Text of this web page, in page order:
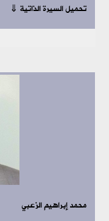
تحميل السيرة الذاتية ⇓
محمد إبراهيم الزعبي